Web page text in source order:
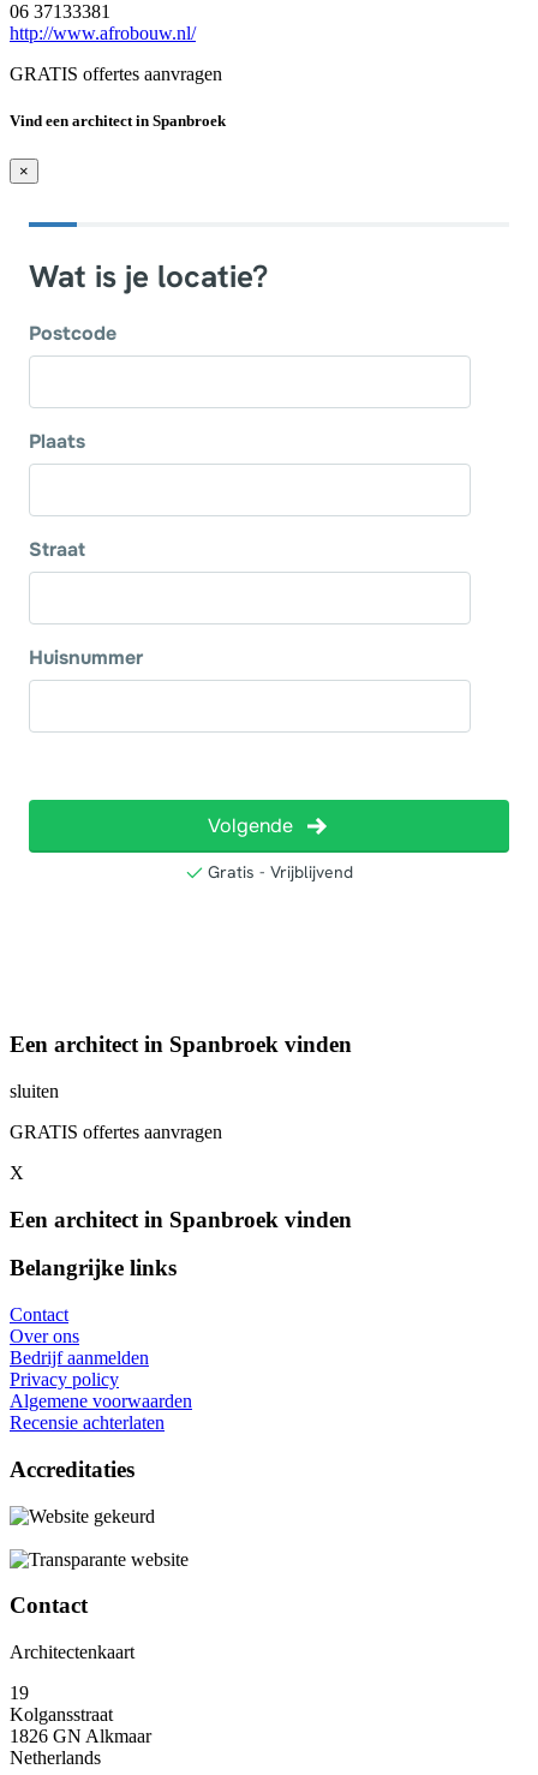
06 37133381
http://www.afrobouw.nl/
GRATIS offertes aanvragen
Vind een architect in Spanbroek
×
Een architect in Spanbroek vinden
sluiten
GRATIS offertes aanvragen
X
Een architect in Spanbroek vinden
Belangrijke links
Contact
Over ons
Bedrijf aanmelden
Privacy policy
Algemene voorwaarden
Recensie achterlaten
Accreditaties
Contact
Architectenkaart
19
Kolgansstraat
1826 GN Alkmaar
Netherlands